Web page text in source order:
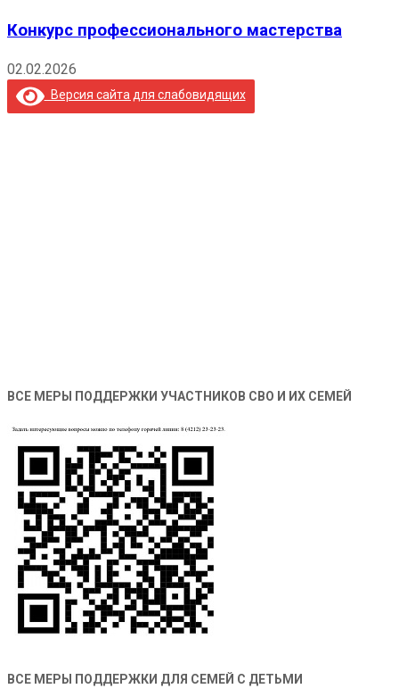
Конкурс профессионального мастерства
02.02.2026
Версия сайта для слабовидящих
ВСЕ МЕРЫ ПОДДЕРЖКИ УЧАСТНИКОВ СВО И ИХ СЕМЕЙ
ВСЕ МЕРЫ ПОДДЕРЖКИ ДЛЯ СЕМЕЙ С ДЕТЬМИ